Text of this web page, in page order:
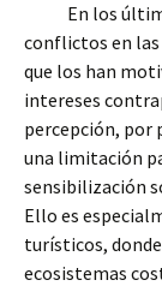
En los
conflictos en las
que los han
intereses
percepción, por
una limitación
sensibilización
Ello es
turísticos,
ecosistemas